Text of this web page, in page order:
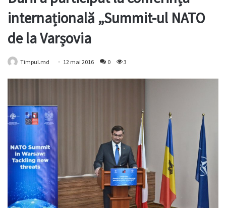
internațională „Summit-ul NATO
de la Varșovia
Timpul.md 12 mai 2016 0 3